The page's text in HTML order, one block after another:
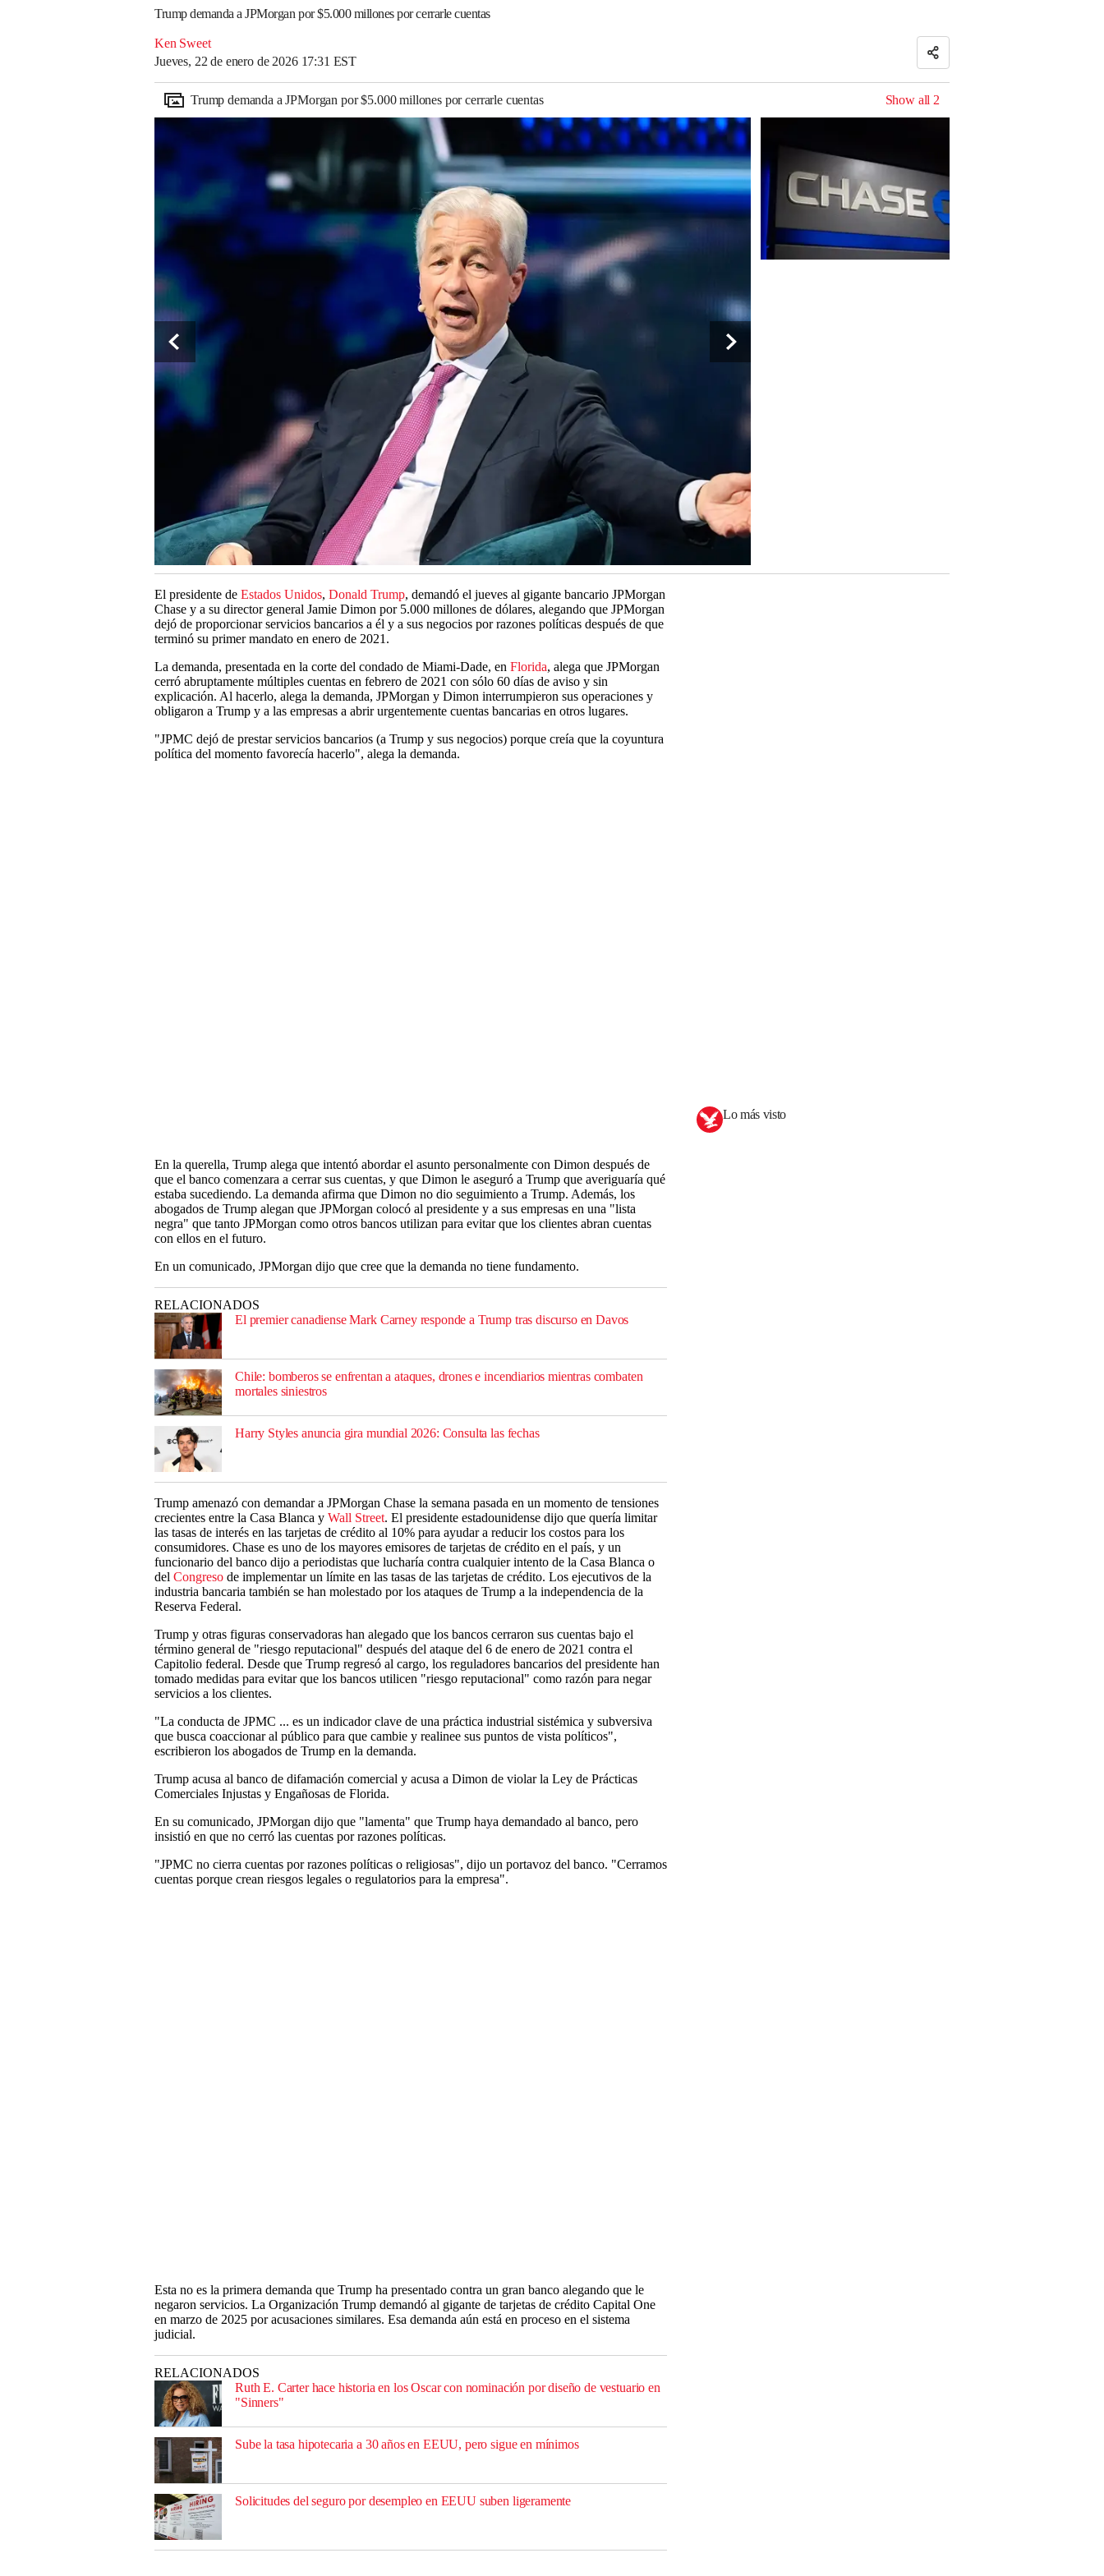
Trump demanda a JPMorgan por $5.000 millones por cerrarle cuentas
Ken Sweet
Jueves, 22 de enero de 2026 17:31 EST
Trump demanda a JPMorgan por $5.000 millones por cerrarle cuentas Show all 2
El presidente de Estados Unidos, Donald Trump, demandó el jueves al gigante bancario JPMorgan
Chase y a su director general Jamie Dimon por 5.000 millones de dólares, alegando que JPMorgan
dejó de proporcionar servicios bancarios a él y a sus negocios por razones políticas después de que
terminó su primer mandato en enero de 2021.
La demanda, presentada en la corte del condado de Miami-Dade, en Florida, alega que JPMorgan
cerró abruptamente múltiples cuentas en febrero de 2021 con sólo 60 días de aviso y sin
explicación. Al hacerlo, alega la demanda, JPMorgan y Dimon interrumpieron sus operaciones y
obligaron a Trump y a las empresas a abrir urgentemente cuentas bancarias en otros lugares.
"JPMC dejó de prestar servicios bancarios (a Trump y sus negocios) porque creía que la coyuntura
política del momento favorecía hacerlo", alega la demanda.
En la querella, Trump alega que intentó abordar el asunto personalmente con Dimon después de
que el banco comenzara a cerrar sus cuentas, y que Dimon le aseguró a Trump que averiguaría qué
estaba sucediendo. La demanda afirma que Dimon no dio seguimiento a Trump. Además, los
abogados de Trump alegan que JPMorgan colocó al presidente y a sus empresas en una "lista
negra" que tanto JPMorgan como otros bancos utilizan para evitar que los clientes abran cuentas
con ellos en el futuro.
En un comunicado, JPMorgan dijo que cree que la demanda no tiene fundamento.
RELACIONADOS
El premier canadiense Mark Carney responde a Trump tras discurso en Davos
Chile: bomberos se enfrentan a ataques, drones e incendiarios mientras combaten
mortales siniestros
Harry Styles anuncia gira mundial 2026: Consulta las fechas
Trump amenazó con demandar a JPMorgan Chase la semana pasada en un momento de tensiones
crecientes entre la Casa Blanca y Wall Street. El presidente estadounidense dijo que quería limitar
las tasas de interés en las tarjetas de crédito al 10% para ayudar a reducir los costos para los
consumidores. Chase es uno de los mayores emisores de tarjetas de crédito en el país, y un
funcionario del banco dijo a periodistas que lucharía contra cualquier intento de la Casa Blanca o
del Congreso de implementar un límite en las tasas de las tarjetas de crédito. Los ejecutivos de la
industria bancaria también se han molestado por los ataques de Trump a la independencia de la
Reserva Federal.
Trump y otras figuras conservadoras han alegado que los bancos cerraron sus cuentas bajo el
término general de "riesgo reputacional" después del ataque del 6 de enero de 2021 contra el
Capitolio federal. Desde que Trump regresó al cargo, los reguladores bancarios del presidente han
tomado medidas para evitar que los bancos utilicen "riesgo reputacional" como razón para negar
servicios a los clientes.
"La conducta de JPMC ... es un indicador clave de una práctica industrial sistémica y subversiva
que busca coaccionar al público para que cambie y realinee sus puntos de vista políticos",
escribieron los abogados de Trump en la demanda.
Trump acusa al banco de difamación comercial y acusa a Dimon de violar la Ley de Prácticas
Comerciales Injustas y Engañosas de Florida.
En su comunicado, JPMorgan dijo que "lamenta" que Trump haya demandado al banco, pero
insistió en que no cerró las cuentas por razones políticas.
"JPMC no cierra cuentas por razones políticas o religiosas", dijo un portavoz del banco. "Cerramos
cuentas porque crean riesgos legales o regulatorios para la empresa".
Esta no es la primera demanda que Trump ha presentado contra un gran banco alegando que le
negaron servicios. La Organización Trump demandó al gigante de tarjetas de crédito Capital One
en marzo de 2025 por acusaciones similares. Esa demanda aún está en proceso en el sistema
judicial.
RELACIONADOS
Ruth E. Carter hace historia en los Oscar con nominación por diseño de vestuario en
"Sinners"
Sube la tasa hipotecaria a 30 años en EEUU, pero sigue en mínimos
Solicitudes del seguro por desempleo en EEUU suben ligeramente
Lo más visto